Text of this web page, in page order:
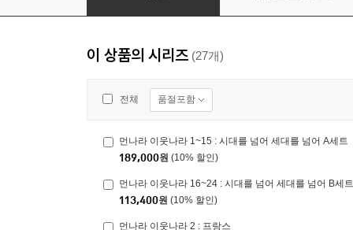
이 상품의 시리즈 (27개)
전체 품절포함
먼나라 이웃나라 1~15 : 시대를 넘어 세대를 넘어 A세트
189,000원 (10% 할인)
먼나라 이웃나라 16~24 : 시대를 넘어 세대를 넘어 B세트
113,400원 (10% 할인)
먼나라 이웃나라 2 : 프랑스